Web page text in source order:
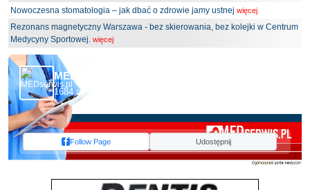
Nowoczesna stomatologia – jak dbać o zdrowie jamy ustnej więcej
Rezonans magnetyczny Warszawa - bez skierowania, bez kolejki w Centrum
Medycyny Sportowej. więcej
MEDserwis.pl - Ogólnopolski Portal Medyczny
1684 obserwujących
Follow Page Udostępnij